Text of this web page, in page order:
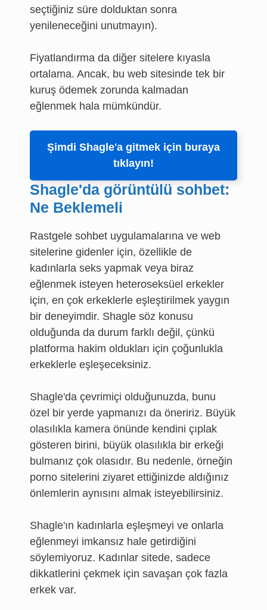
seçtiğiniz süre dolduktan sonra
yenileneceğini unutmayın).
Fiyatlandırma da diğer sitelere kıyasla
ortalama. Ancak, bu web sitesinde tek bir
kuruş ödemek zorunda kalmadan
eğlenmek hala mümkündür.
Şimdi Shagle'a gitmek için buraya
tıklayın!
Shagle'da görüntülü sohbet:
Ne Beklemeli
Rastgele sohbet uygulamalarına ve web
sitelerine gidenler için, özellikle de
kadınlarla seks yapmak veya biraz
eğlenmek isteyen heteroseksüel erkekler
için, en çok erkeklerle eşleştirilmek yaygın
bir deneyimdir. Shagle söz konusu
olduğunda da durum farklı değil, çünkü
platforma hakim oldukları için çoğunlukla
erkeklerle eşleşeceksiniz.
Shagle'da çevrimiçi olduğunuzda, bunu
özel bir yerde yapmanızı da öneririz. Büyük
olasılıkla kamera önünde kendini çıplak
gösteren birini, büyük olasılıkla bir erkeği
bulmanız çok olasıdır. Bu nedenle, örneğin
porno sitelerini ziyaret ettiğinizde aldığınız
önlemlerin aynısını almak isteyebilirsiniz.
Shagle'ın kadınlarla eşleşmeyi ve onlarla
eğlenmeyi imkansız hale getirdiğini
söylemiyoruz. Kadınlar sitede, sadece
dikkatlerini çekmek için savaşan çok fazla
erkek var.